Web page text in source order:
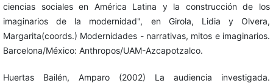
ciencias sociales en América Latina y la construcción de los
imaginarios de la modernidad", en Girola, Lidia y Olvera,
Margarita(coords.) Modernidades - narrativas, mitos e imaginarios.
Barcelona/México: Anthropos/UAM-Azcapotzalco.
Huertas Bailén, Amparo (2002) La audiencia investigada.